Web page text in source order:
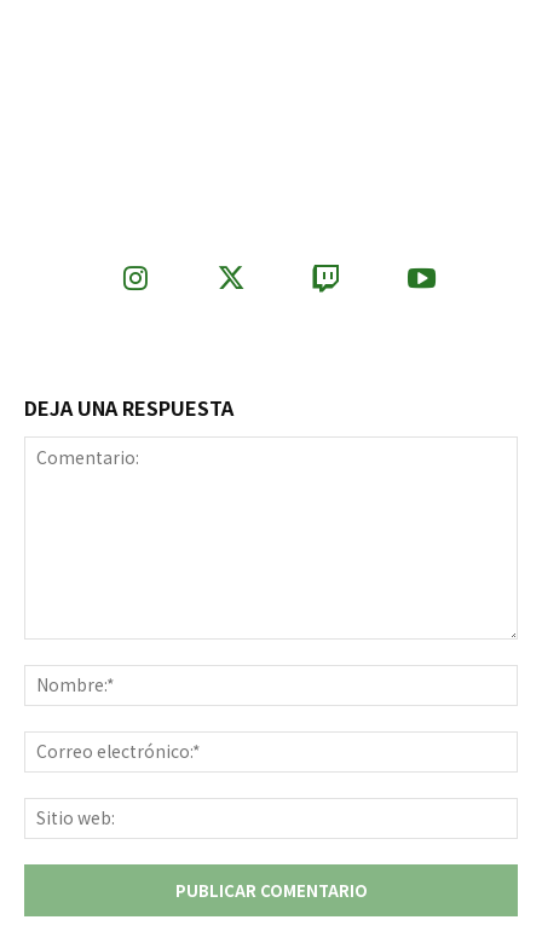
DEJA UNA RESPUESTA